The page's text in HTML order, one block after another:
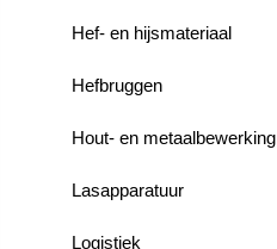
Hef- en hijsmateriaal
Hefbruggen
Hout- en metaalbewerking
Lasapparatuur
Logistiek